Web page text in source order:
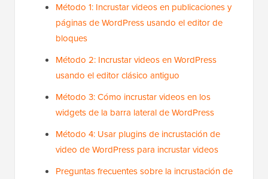
Método 1: Incrustar videos en publicaciones y
páginas de WordPress usando el editor de
bloques
Método 2: Incrustar videos en WordPress
usando el editor clásico antiguo
Método 3: Cómo incrustar videos en los
widgets de la barra lateral de WordPress
Método 4: Usar plugins de incrustación de
video de WordPress para incrustar videos
Preguntas frecuentes sobre la incrustación de